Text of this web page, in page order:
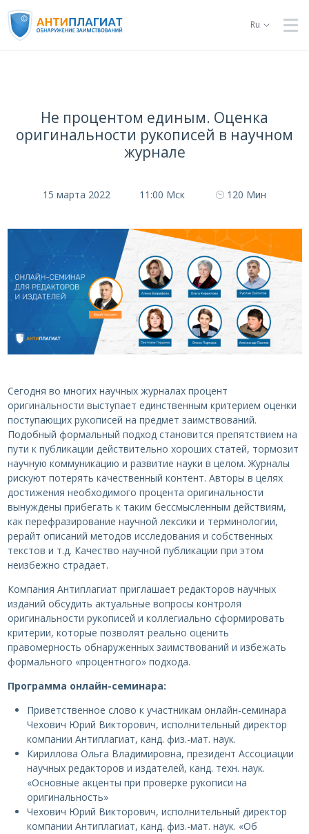
Ru
Не процентом единым. Оценка
оригинальности рукописей в научном
журнале
15 марта 2022 11:00 Мск 120 Мин
Сегодня во многих научных журналах процент
оригинальности выступает единственным критерием оценки
поступающих рукописей на предмет заимствований.
Подобный формальный подход становится препятствием на
пути к публикации действительно хороших статей, тормозит
научную коммуникацию и развитие науки в целом. Журналы
рискуют потерять качественный контент. Авторы в целях
достижения необходимого процента оригинальности
вынуждены прибегать к таким бессмысленным действиям,
как перефразирование научной лексики и терминологии,
рерайт описаний методов исследования и собственных
текстов и т.д. Качество научной публикации при этом
неизбежно страдает.
Компания Антиплагиат приглашает редакторов научных
изданий обсудить актуальные вопросы контроля
оригинальности рукописей и коллегиально сформировать
критерии, которые позволят реально оценить
правомерность обнаруженных заимствований и избежать
формального «процентного» подхода.
Программа онлайн-семинара:
Приветственное слово к участникам онлайн-семинара
Чехович Юрий Викторович, исполнительный директор
компании Антиплагиат, канд. физ.-мат. наук.
Кириллова Ольга Владимировна, президент Ассоциации
научных редакторов и издателей, канд. техн. наук.
«Основные акценты при проверке рукописи на
оригинальность»
Чехович Юрий Викторович, исполнительный директор
компании Антиплагиат, канд. физ.-мат. наук. «Об